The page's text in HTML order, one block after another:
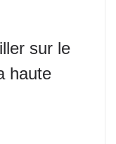
sur le
haute